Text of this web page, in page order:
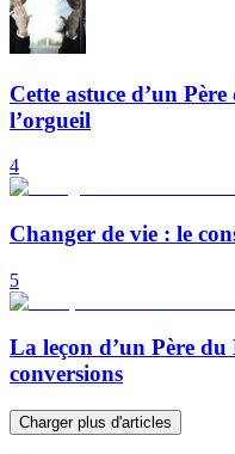
Cette astuce d’un
l’orgueil
4
Changer de vie : le
5
La leçon d’un Père
conversions
Charger plus d'articles